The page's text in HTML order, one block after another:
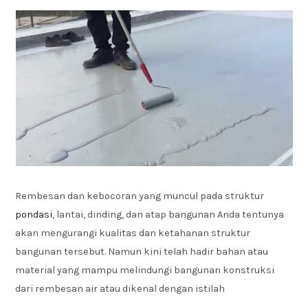
Rembesan dan kebocoran yang muncul pada struktur
pondasi, lantai, dinding, dan atap bangunan Anda tentunya
akan mengurangi kualitas dan ketahanan struktur
bangunan tersebut. Namun kini telah hadir bahan atau
material yang mampu melindungi bangunan konstruksi
dari rembesan air atau dikenal dengan istilah